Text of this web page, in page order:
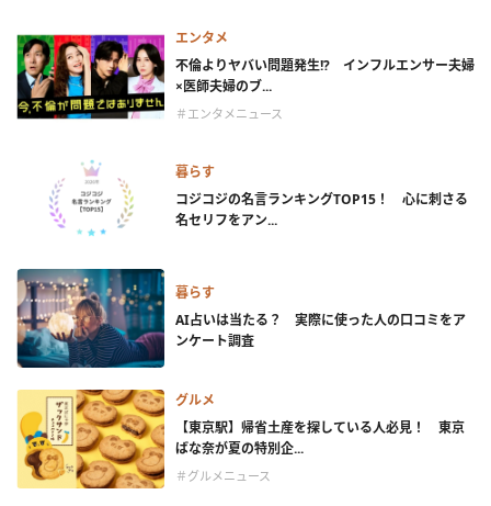
エンタメ
不倫よりヤバい問題発生!? インフルエンサー夫婦
×医師夫婦のブ...
＃エンタメニュース
暮らす
コジコジの名言ランキングTOP15！ 心に刺さる
名セリフをアン...
暮らす
AI占いは当たる？ 実際に使った人の口コミをア
ンケート調査
グルメ
【東京駅】帰省土産を探している人必見！ 東京
ばな奈が夏の特別企...
＃グルメニュース